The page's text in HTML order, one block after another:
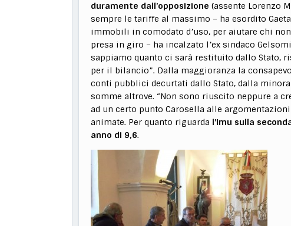
duramente dall’opposizione (assente Lorenzo
sempre le tariffe al massimo – ha esordito
immobili in comodato d’uso, per aiutare chi
presa in giro – ha incalzato l’ex sindaco
sappiamo quanto ci sarà restituito dallo Stato,
per il bilancio”. Dalla maggioranza la
conti pubblici decurtati dallo Stato, dalla
somme altrove. “Non sono riuscito neppure a
ad un certo punto Carosella alle
animate. Per quanto riguarda l’Imu sulla
anno di 9,6.